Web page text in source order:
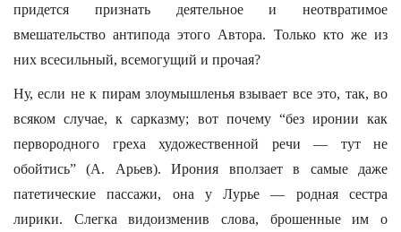
придется признать деятельное и неотвратимое
вмешательство антипода этого Автора. Только кто же из
них всесильный, всемогущий и прочая?
Ну, если не к пирам злоумышленья взывает все это, так, во
всяком случае, к сарказму; вот почему “без иронии как
первородного греха художественной речи — тут не
обойтись” (А. Арьев). Ирония вползает в самые даже
патетические пассажи, она у Лурье — родная сестра
лирики. Слегка видоизменив слова, брошенные им о